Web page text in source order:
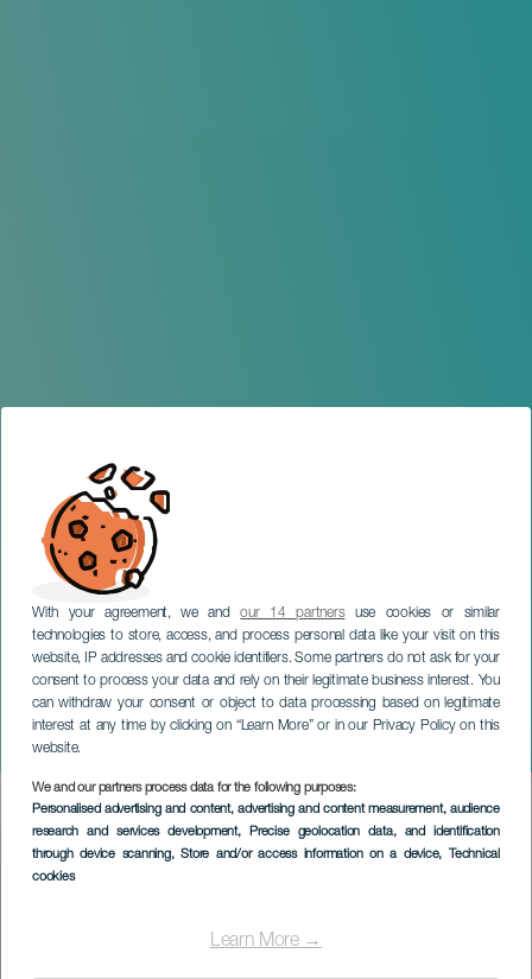
With your agreement, we andour 14 partnersuse cookies or similar
technologies to store, access, and process personal data like your visit on this
website, IP addresses and cookie identifiers. Some partners do not ask for your
consent to process your data and rely on their legitimate business interest. You
can withdraw your consent or object to data processing based on legitimate
interest at any time by clicking on “Learn More” or in our Privacy Policy on this
website.
We and our partners process data for the following purposes:
Personalised advertising and content, advertising and content measurement, audience
research and services development, Precise geolocation data, and identification
through device scanning, Store and/or access information on a device, Technical
cookies
Learn More →
Nuit en Danse
GRAN CANARIA
Imagen
Listado